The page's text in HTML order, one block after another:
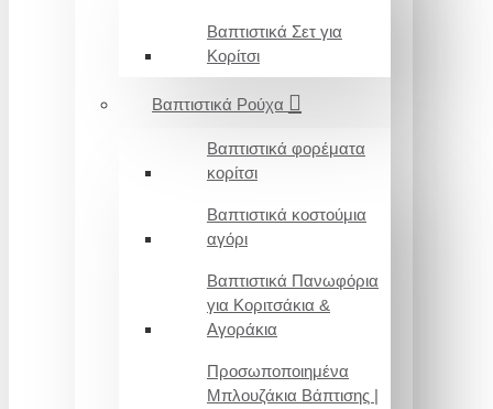
Βαπτιστικά Σετ για
Κορίτσι
Βαπτιστικά Ρούχα
Βαπτιστικά φορέματα
κορίτσι
Βαπτιστικά κοστούμια
αγόρι
Βαπτιστικά Πανωφόρια
για Κοριτσάκια &
Αγοράκια
Προσωποποιημένα
Μπλουζάκια Βάπτισης |